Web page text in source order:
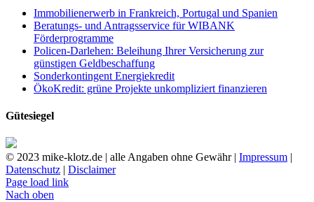
Immobilienerwerb in Frankreich, Portugal und Spanien
Beratungs- und Antragsservice für WIBANK
Förderprogramme
Policen-Darlehen: Beleihung Ihrer Versicherung zur
günstigen Geldbeschaffung
Sonderkontingent Energiekredit
ÖkoKredit: grüne Projekte unkompliziert finanzieren
Gütesiegel
© 2023 mike-klotz.de | alle Angaben ohne Gewähr | Impressum |
Datenschutz | Disclaimer
Page load link
Nach oben